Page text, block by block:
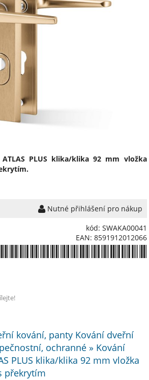
ATLAS PLUS klika/klika 92 mm vložka
Nutné přihlášení pro nákup
kód: SWAKA00041
EAN: 8591912012066
kování, panty Kování dveřní
ochranné » Kování
PLUS klika/klika 92 mm vložka
překrytím